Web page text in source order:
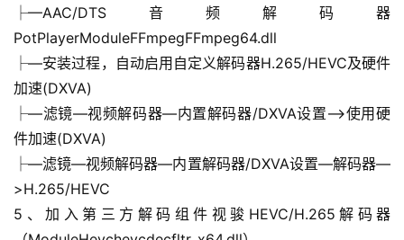
├—AAC/DTS音频解码器
PotPlayerModuleFFmpegFFmpeg64.dll
├—安装过程，自动启用自定义解码器H.265/HEVC及硬件
加速(DXVA)
├—滤镜—视频解码器—内置解码器/DXVA设置—>使用硬
件加速(DXVA)
├—滤镜—视频解码器—内置解码器/DXVA设置—解码器—
>H.265/HEVC
5、加入第三方解码组件视骏HEVC/H.265解码器